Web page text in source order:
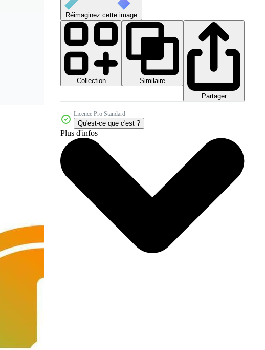
Réimaginez cette image
Collection
Similaire
Partager
Licence Pro Standard
Qu'est-ce que c'est ?
Plus d'infos